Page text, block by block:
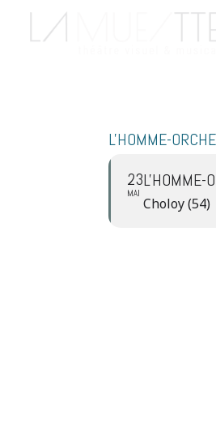
L'HOMME-
23
MAI
L'HOMME-
Choloy (54)